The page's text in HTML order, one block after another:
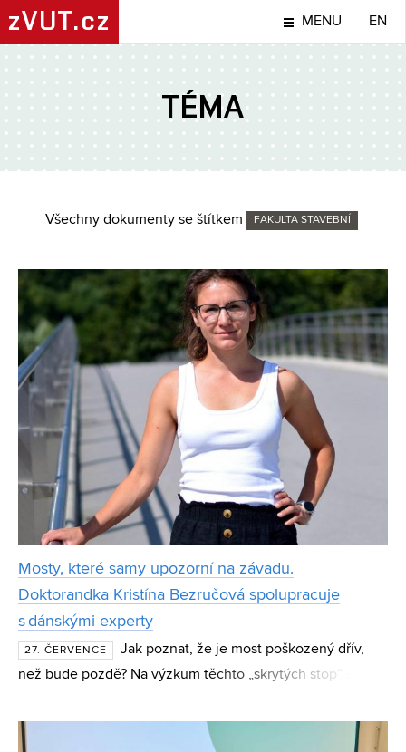
zVUT.cz MENU EN
TÉMA
Všechny dokumenty se štítkem FAKULTA STAVEBNÍ
Mosty, které samy upozorní na závadu.
Doktorandka Kristína Bezručová spolupracuje
s dánskými experty
27. ČERVENCE
Jak poznat, že je most poškozený dřív,
než bude pozdě? Na výzkum těchto „skrytých stop“ se
betonových a zděných konstrukcí (BZK) FAST VUT.